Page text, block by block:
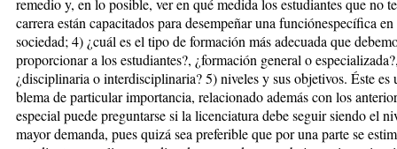
remedio y, en lo posible, ver en qué medida los estudiantes que no
carrera están capaci­ta­dos para desempeñar una funciónes­pecífica en
sociedad; 4) ¿cuál es el ti­po de formación más adecuada que
proporcionar a los estudian­tes?, ¿formación general o
¿disciplinaria o interdisciplinaria? 5) niveles y sus objetivos. Éste
blema de particular importancia, re­lacionado además con los
especial puede preguntarse si la licenciatura debe seguir siendo el
mayor demanda, pues quizá sea pre­ferible que por una parte se